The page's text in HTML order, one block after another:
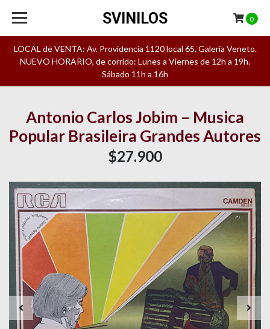
LOCAL de VENTA: Av. Providencia 1120 local 65. Galeria Veneto.
NUEVO HORARIO, de corrido: Lunes a Viernes de 12h a 19h.
Sábado 11h a 16h
SVINILOS 0
Antonio Carlos Jobim – Musica
Popular Brasileira Grandes Autores
$27.900